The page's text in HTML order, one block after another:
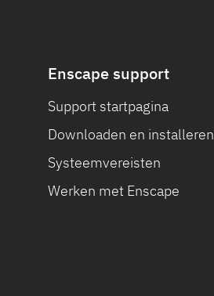
Enscape support
Support startpagina
Downloaden en installeren
Systeemvereisten
Werken met Enscape